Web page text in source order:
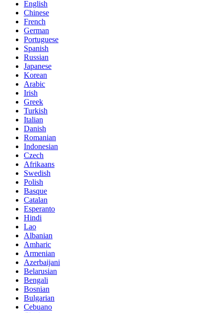
English
Chinese
French
German
Portuguese
Spanish
Russian
Japanese
Korean
Arabic
Irish
Greek
Turkish
Italian
Danish
Romanian
Indonesian
Czech
Afrikaans
Swedish
Polish
Basque
Catalan
Esperanto
Hindi
Lao
Albanian
Amharic
Armenian
Azerbaijani
Belarusian
Bengali
Bosnian
Bulgarian
Cebuano